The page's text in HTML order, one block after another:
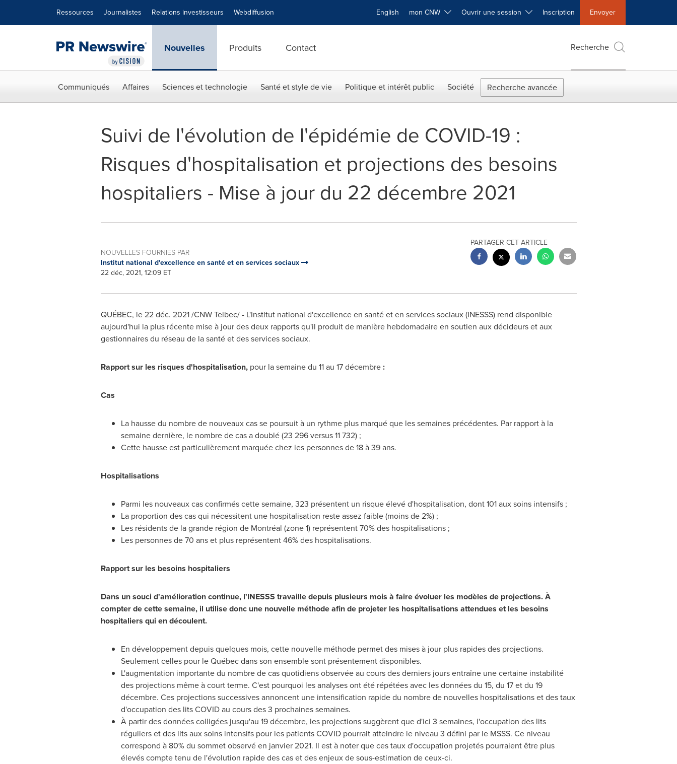
Ressources Journalistes Relations investisseurs Webdiffusion English mon CNW Ouvrir une session Inscription Envoyer
Nouvelles Produits Contact Recherche
Communiqués Affaires Sciences et technologie Santé et style de vie Politique et intérêt public Société Recherche avancée
Suivi de l'évolution de l'épidémie de COVID-19 :
Risques d'hospitalisation et projections des besoins
hospitaliers - Mise à jour du 22 décembre 2021
NOUVELLES FOURNIES PAR
Institut national d'excellence en santé et en services sociaux
22 déc, 2021, 12:09 ET
PARTAGER CET ARTICLE
QUÉBEC, le 22 déc. 2021 /CNW Telbec/ - L'Institut national d'excellence en santé et en services sociaux (INESSS) rend disponible
aujourd'hui la plus récente mise à jour des deux rapports qu'il produit de manière hebdomadaire en soutien aux décideurs et aux
gestionnaires du réseau de la santé et des services sociaux.
Rapport sur les risques d'hospitalisation, pour la semaine du 11 au 17 décembre:
Cas
La hausse du nombre de nouveaux cas se poursuit à un rythme plus marqué que les semaines précédentes. Par rapport à la
semaine dernière, le nombre de cas a doublé (23 296 versus 11 732) ;
Cette hausse est particulièrement marquée chez les personnes de 18 à 39 ans.
Hospitalisations
Parmi les nouveaux cas confirmés cette semaine, 323 présentent un risque élevé d'hospitalisation, dont 101 aux soins intensifs ;
La proportion des cas qui nécessitent une hospitalisation reste assez faible (moins de 2%) ;
Les résidents de la grande région de Montréal (zone 1) représentent 70% des hospitalisations ;
Les personnes de 70 ans et plus représentent 46% des hospitalisations.
Rapport sur les besoins hospitaliers
Dans un souci d'amélioration continue, l'INESSS travaille depuis plusieurs mois à faire évoluer les modèles de projections. À
compter de cette semaine, il utilise donc une nouvelle méthode afin de projeter les hospitalisations attendues et les besoins
hospitaliers qui en découlent.
En développement depuis quelques mois, cette nouvelle méthode permet des mises à jour plus rapides des projections.
Seulement celles pour le Québec dans son ensemble sont présentement disponibles.
L'augmentation importante du nombre de cas quotidiens observée au cours des derniers jours entraîne une certaine instabilité
des projections même à court terme. C'est pourquoi les analyses ont été répétées avec les données du 15, du 17 et du 19
décembre. Ces projections successives annoncent une intensification rapide du nombre de nouvelles hospitalisations et des taux
d'occupation des lits COVID au cours des 3 prochaines semaines.
À partir des données colligées jusqu'au 19 décembre, les projections suggèrent que d'ici 3 semaines, l'occupation des lits
réguliers et des lits aux soins intensifs pour les patients COVID pourrait atteindre le niveau 3 défini par le MSSS. Ce niveau
correspond à 80% du sommet observé en janvier 2021. Il est à noter que ces taux d'occupation projetés pourraient être plus
élevés compte tenu de l'évolution rapide des cas et des enjeux de sous-estimation de ceux-ci.